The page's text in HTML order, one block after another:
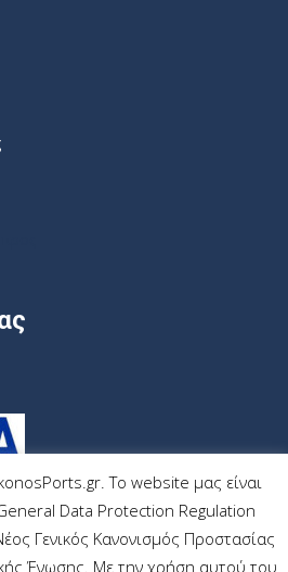
Το website μας είναι
Data Protection Regulation
Γενικός Κανονισμός Προστασίας
Ένωσης. Με την χρήση αυτού του